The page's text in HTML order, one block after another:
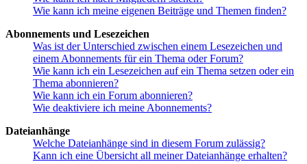
Wie kann ich meine eigenen Beiträge und Themen finden?
Abonnements und Lesezeichen
Was ist der Unterschied zwischen einem Lesezeichen und
einem Abonnements für ein Thema oder Forum?
Wie kann ich ein Lesezeichen auf ein Thema setzen oder ein
Thema abonnieren?
Wie kann ich ein Forum abonnieren?
Wie deaktiviere ich meine Abonnements?
Dateianhänge
Welche Dateianhänge sind in diesem Forum zulässig?
Kann ich eine Übersicht all meiner Dateianhänge erhalten?